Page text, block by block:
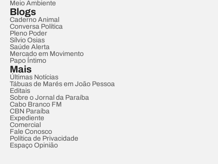
Meio Ambiente
Blogs
Caderno Animal
Conversa Política
Pleno Poder
Sílvio Osias
Saúde Alerta
Mercado em Movimento
Papo Íntimo
Mais
Últimas Notícias
Tábuas de Marés em João Pessoa
Editais
Sobre o Jornal da Paraíba
Cabo Branco FM
CBN Paraíba
Expediente
Comercial
Fale Conosco
Política de Privacidade
Espaço Opinião